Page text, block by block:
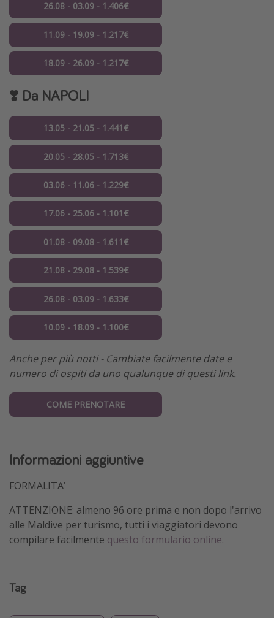
26.08 - 03.09 - 1.406€
11.09 - 19.09 - 1.217€
18.09 - 26.09 - 1.217€
❣️ Da NAPOLI
13.05 - 21.05 - 1.441€
20.05 - 28.05 - 1.713€
03.06 - 11.06 - 1.229€
17.06 - 25.06 - 1.101€
01.08 - 09.08 - 1.611€
21.08 - 29.08 - 1.539€
26.08 - 03.09 - 1.633€
10.09 - 18.09 - 1.100€
Anche per più notti - Cambiate facilmente date e
numero di ospiti da uno qualunque di questi link.
COME PRENOTARE
Informazioni aggiuntive
FORMALITA'
ATTENZIONE: almeno 96 ore prima e non dopo l'arrivo
alle Maldive per turismo, tutti i viaggiatori devono
compilare facilmente questo formulario online.
Tag